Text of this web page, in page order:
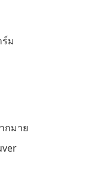
ม
กมาย